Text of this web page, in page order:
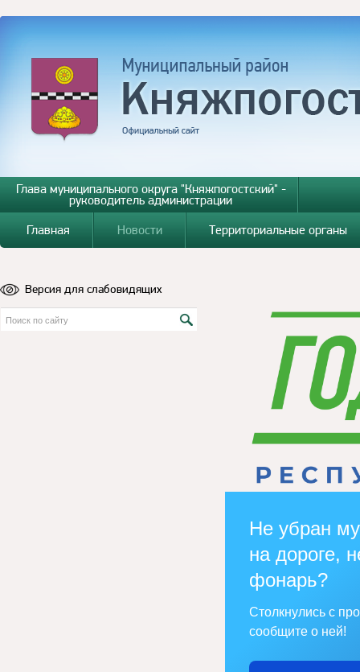
Глава муниципального округа "Княжпогостский" -
руководитель администрации
Главная
Новости Территориальные органы
Версия для слабовидящих
Не убран
на дороге,
фонарь?
Столкнулись с
сообщите о ней!